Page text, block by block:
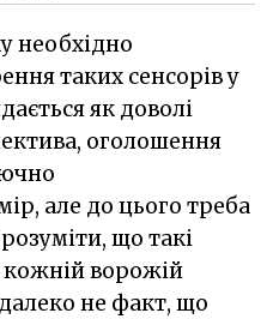
необхідно
таких сенсорів у
як доволі
оголошення
але до цього треба
що такі
кожній ворожій
не факт, що